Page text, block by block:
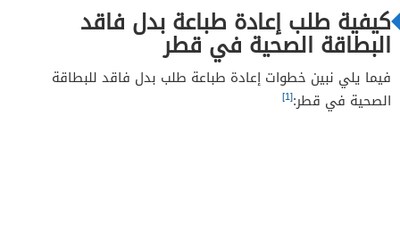
كيفية طلب إعادة طباعة بدل فاقد
البطاقة الصحية في قطر
فيما يلي نبين خطوات إعادة طباعة طلب بدل فاقد للبطاقة
الصحية في قطر:[1]